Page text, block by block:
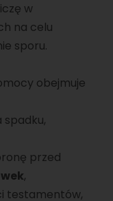
w
na celu
sporu.
obejmuje
spadku,
przed
,
testamentów,